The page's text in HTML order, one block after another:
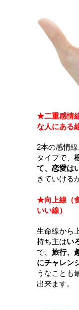
★二重感情
な人にある
2本の感情
タイプで、
て、恋愛は
きていける
★向上線（
いい線）
生命線から
持ち主はい
で、 旅行、
にチャレン
うなことも
出来ます。